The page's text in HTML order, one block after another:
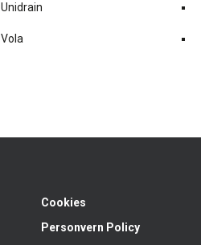
Unidrain
Vola
Cookies
Personvern Policy